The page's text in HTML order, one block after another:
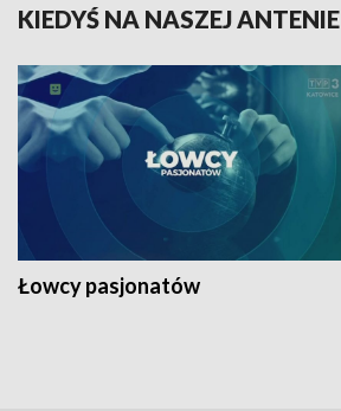
KIEDYŚ NA NASZEJ ANTENIE
Łowcy pasjonatów